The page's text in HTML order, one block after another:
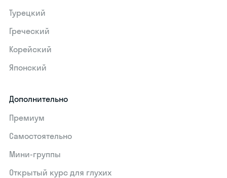
Турецкий
Греческий
Корейский
Японский
Дополнительно
Премиум
Самостоятельно
Мини-группы
Открытый курс для глухих